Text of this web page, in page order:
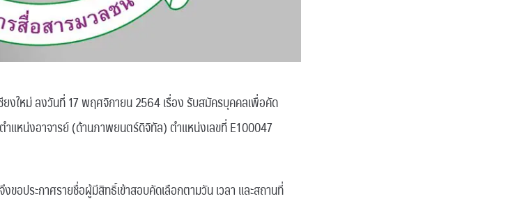
งใหม่ ลงวันที่ 17 พฤศจิกายน 2564 เรื่อง รับสมัครบุคคลเพื่อคัด
ำแหน่งอาจารย์ (ด้านภาพยนตร์ดิจิทัล) ตำแหน่งเลขที่ E100047
ขอประกาศรายชื่อผู้มีสิทธิ์เข้าสอบคัดเลือกตามวัน เวลา และสถานที่